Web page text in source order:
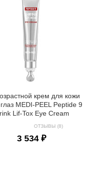
крем для кожи
глаз MEDI-PEEL Peptide 9
Lif-Tox Eye Cream
ОТЗЫВЫ (8)
3 534 ₽